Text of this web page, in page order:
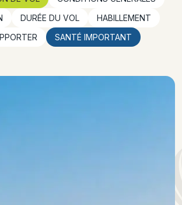
DURÉE DU VOL
HABILLEMENT
SANTÉ IMPORTANT